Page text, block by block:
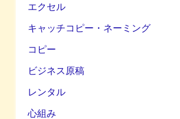
エクセル
キャッチコピー・ネーミング
コピー
ビジネス原稿
レンタル
心組み